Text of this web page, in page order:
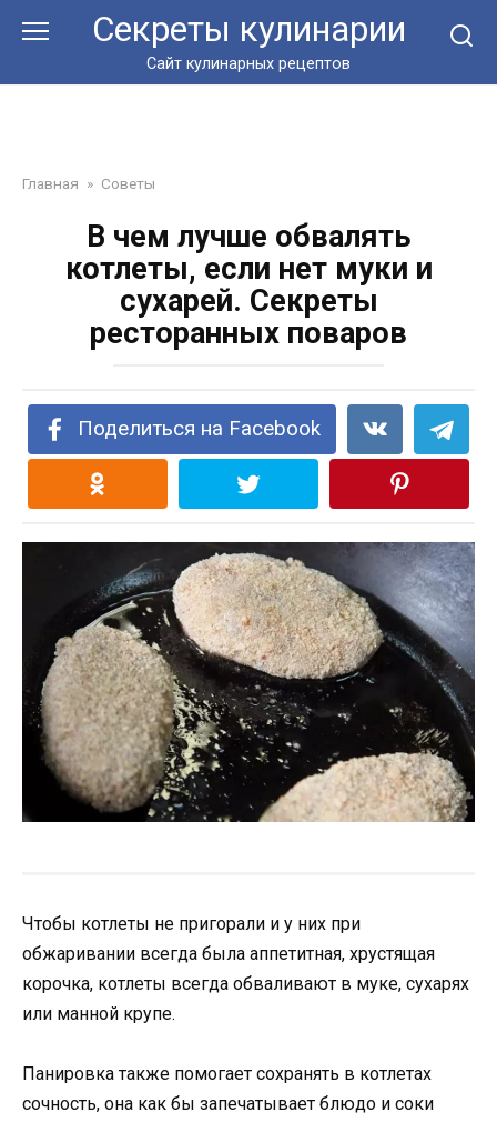
Секреты кулинарии
Сайт кулинарных рецептов
Главная » Советы
В чем лучше обвалять
котлеты, если нет муки и
сухарей. Секреты
ресторанных поваров
Поделиться на Facebook
Чтобы котлеты не пригорали и у них при
обжаривании всегда была аппетитная, хрустящая
корочка, котлеты всегда обваливают в муке, сухарях
или манной крупе.
Панировка также помогает сохранять в котлетах
сочность, она как бы запечатывает блюдо и соки